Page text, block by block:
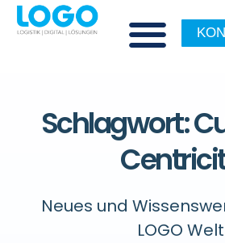
Schlagwort:
Neues und
LOGO Welt